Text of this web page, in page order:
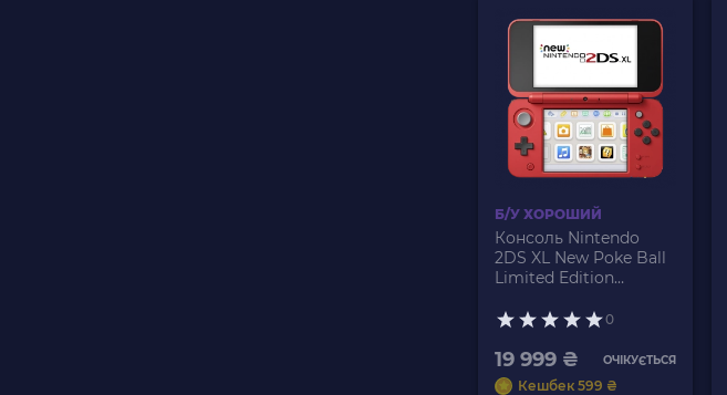
Б/У ХОРОШИЙ
Консоль Nintendo
2DS XL New Poke Ball
Limited Edition
Red White + 100
19 999 ₴ ОЧІКУЄТЬСЯ
Кешбек 599 ₴